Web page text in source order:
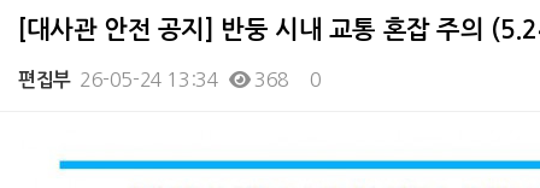
[대사관 안전 공지] 반둥 시내 교통 혼잡 주의
편집부 26-05-24 13:34 368 0